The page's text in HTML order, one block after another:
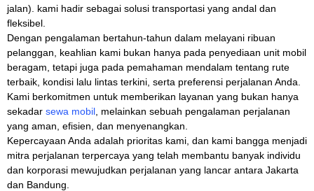
jalan). kami hadir sebagai solusi transportasi yang andal dan
fleksibel.
Dengan pengalaman bertahun-tahun dalam melayani ribuan
pelanggan, keahlian kami bukan hanya pada penyediaan unit mobil
beragam, tetapi juga pada pemahaman mendalam tentang rute
terbaik, kondisi lalu lintas terkini, serta preferensi perjalanan Anda.
Kami berkomitmen untuk memberikan layanan yang bukan hanya
sekadar sewa mobil , melainkan sebuah pengalaman perjalanan
yang aman, efisien, dan menyenangkan.
Kepercayaan Anda adalah prioritas kami, dan kami bangga menjadi
mitra perjalanan terpercaya yang telah membantu banyak individu
dan korporasi mewujudkan perjalanan yang lancar antara Jakarta
dan Bandung.